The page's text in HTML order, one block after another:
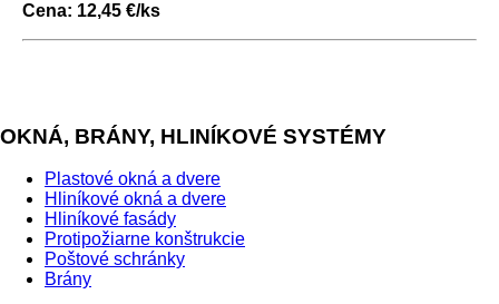
Cena: 12,45 €/ks
OKNÁ, BRÁNY, HLINÍKOVÉ SYSTÉMY
Plastové okná a dvere
Hliníkové okná a dvere
Hliníkové fasády
Protipožiarne konštrukcie
Poštové schránky
Brány